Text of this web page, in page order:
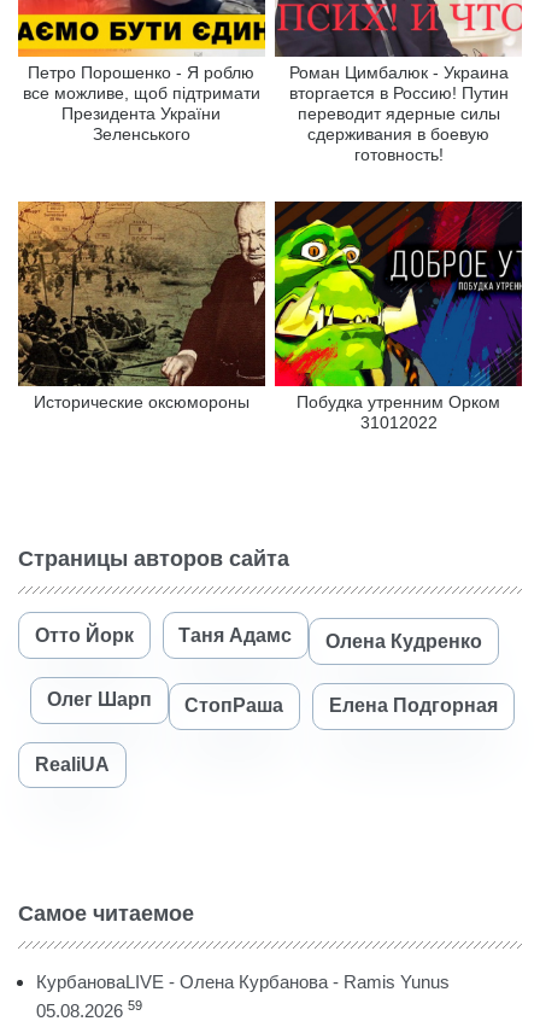
Петро Порошенко - Я роблю
все можливе, щоб підтримати
Президента України
Зеленського
Роман Цимбалюк - Украина
вторгается в Россию! Путин
переводит ядерные силы
сдерживания в боевую
готовность!
Исторические оксюмороны
Побудка утренним Орком
31012022
Страницы авторов сайта
Отто Йорк Таня Адамс Олена Кудренко
Олег Шарп СтопРаша Елена Подгорная
RealiUA
Самое читаемое
КурбановаLIVE - Олена Курбанова - Ramis Yunus
05.08.2026 59